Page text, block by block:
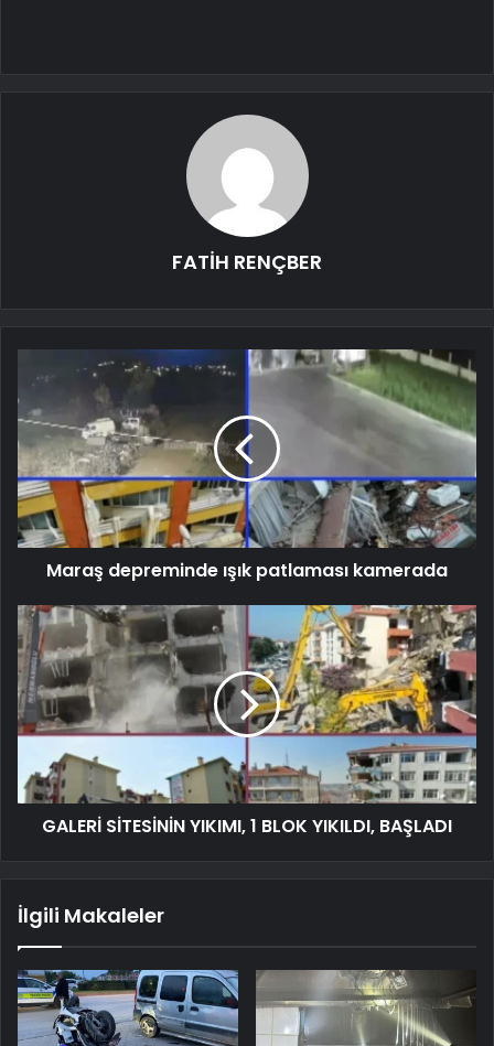
FATİH RENÇBER
Maraş depreminde ışık patlaması kamerada
GALERİ SİTESİNİN YIKIMI, 1 BLOK YIKILDI, BAŞLADI
İlgili Makaleler